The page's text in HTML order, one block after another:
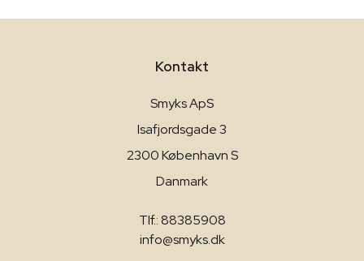
Kontakt
Smyks ApS
Isafjordsgade 3
2300 København S
Danmark
Tlf.: 88385908
info@smyks.dk